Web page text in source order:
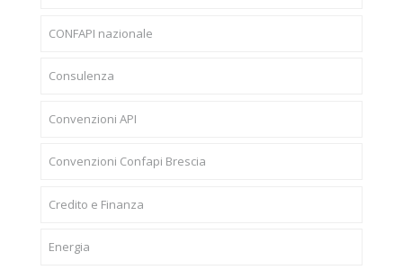
CONFAPI nazionale
Consulenza
Convenzioni API
Convenzioni Confapi Brescia
Credito e Finanza
Energia